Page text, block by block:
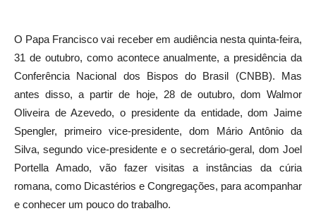
O Papa Francisco vai receber em audiência nesta quinta-feira,
31 de outubro, como acontece anualmente, a presidência da
Conferência Nacional dos Bispos do Brasil (CNBB). Mas
antes disso, a partir de hoje, 28 de outubro, dom Walmor
Oliveira de Azevedo, o presidente da entidade, dom Jaime
Spengler, primeiro vice-presidente, dom Mário Antônio da
Silva, segundo vice-presidente e o secretário-geral, dom Joel
Portella Amado, vão fazer visitas a instâncias da cúria
romana, como Dicastérios e Congregações, para acompanhar
e conhecer um pouco do trabalho.